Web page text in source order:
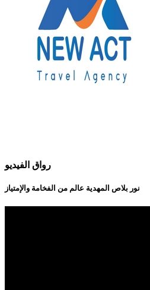
رواق الفيديو
نور بلاص المهدية عالم من الفخامة والإمتياز